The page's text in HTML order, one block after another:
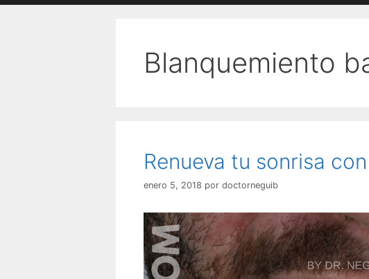
Blanquemiento
Renueva tu sonrisa
enero 5, 2018 por doctorneguib